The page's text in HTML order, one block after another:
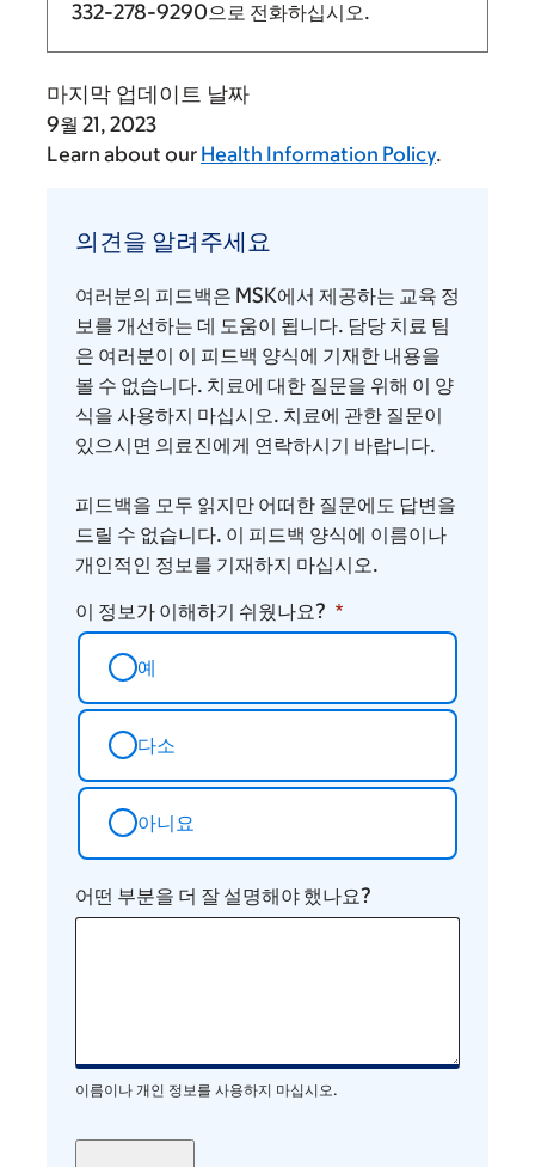
332-278-9290으로 전화하십시오.
마지막 업데이트 날짜
9월 21, 2023
Learn about our Health Information Policy.
견
알
려
주
세
요
의견을 알려주세요
여러분의 피드백은 MSK에서 제공하는 교육 정
보를 개선하는 데 도움이 됩니다. 담당 치료 팀
은 여러분이 이 피드백 양식에 기재한 내용을
볼 수 없습니다. 치료에 대한 질문을 위해 이 양
식을 사용하지 마십시오. 치료에 관한 질문이
있으시면 의료진에게 연락하시기 바랍니다.
피드백을 모두 읽지만 어떠한 질문에도 답변을
드릴 수 없습니다. 이 피드백 양식에 이름이나
개인적인 정보를 기재하지 마십시오.
이 정보가 이해하기 쉬웠나요?
예
다소
아니요
어떤 부분을 더 잘 설명해야 했나요?
이름이나 개인 정보를 사용하지 마십시오.